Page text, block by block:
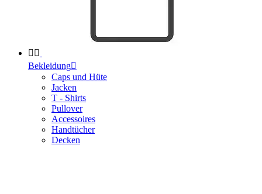
 
Bekleidung
Caps und Hüte
Jacken
T - Shirts
Pullover
Accessoires
Handtücher
Decken